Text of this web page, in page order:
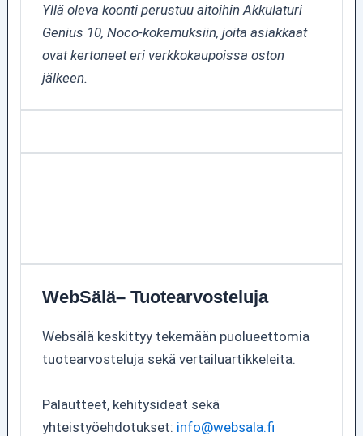
Yllä oleva koonti perustuu aitoihin Akkulaturi
Genius 10, Noco-kokemuksiin, joita asiakkaat
ovat kertoneet eri verkkokaupoissa oston
jälkeen.
WebSälä– Tuotearvosteluja
Websälä keskittyy tekemään puolueettomia
tuotearvosteluja sekä vertailuartikkeleita.
Palautteet, kehitysideat sekä
yhteistyöehdotukset: info@websala.fi